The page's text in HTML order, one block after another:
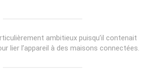
tradersambitieux puisqu’il contenait
lier l’appareil à des maisons connectées.